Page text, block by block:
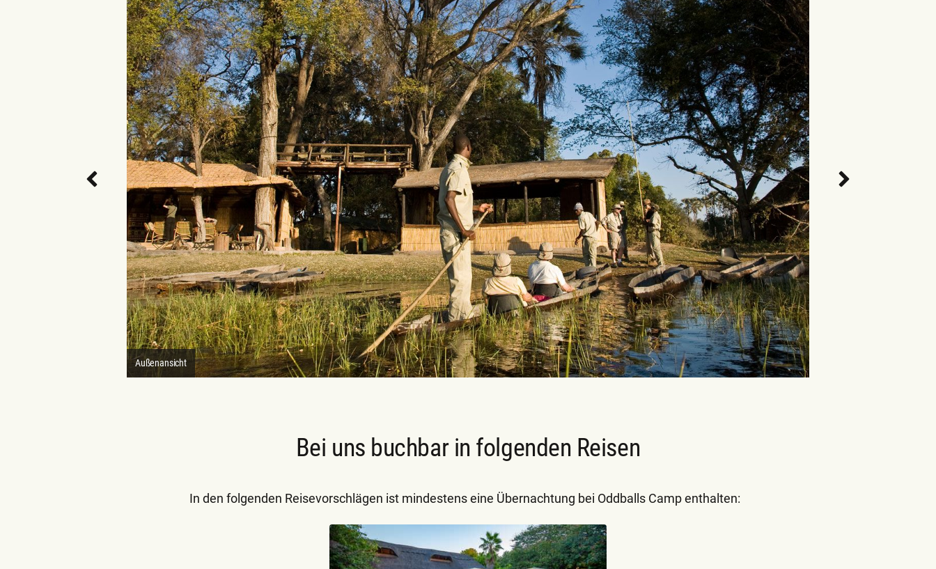
VORHERIGES
BILD
NÄCHSTES
BILD
Außenansicht
Bei uns buchbar in folgenden Reisen
In den folgenden Reisevorschlägen ist mindestens eine Übernachtung bei Oddballs Camp enthalten: